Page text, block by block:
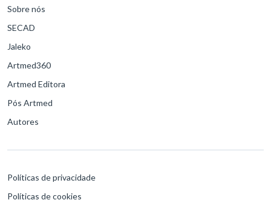
Sobre nós
SECAD
Jaleko
Artmed360
Artmed Editora
Pós Artmed
Autores
Políticas de privacidade
Políticas de cookies